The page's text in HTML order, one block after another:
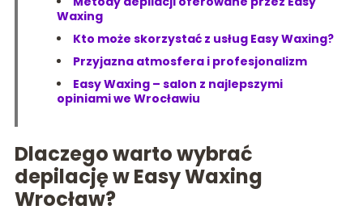
Waxing
Kto może skorzystać z usług Easy Waxing?
Przyjazna atmosfera i profesjonalizm
Easy Waxing – salon z najlepszymi
opiniami we Wrocławiu
Dlaczego warto wybrać
depilację w Easy Waxing
Wrocław?